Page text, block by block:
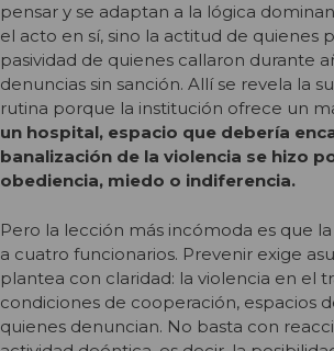
pensar y se adaptan a la lógica
el acto en sí, sino la actitud de quienes
pasividad de quienes callaron durante
denuncias sin sanción. Allí se revela la
rutina porque la institución ofrece un
un hospital, espacio que debería
banalización de la violencia se hizo
obediencia, miedo o indiferencia.
Pero la lección más incómoda es que
a cuatro funcionarios. Prevenir exige
plantea con claridad: la violencia en el
condiciones de cooperación, espacios
quienes denuncian. No basta con